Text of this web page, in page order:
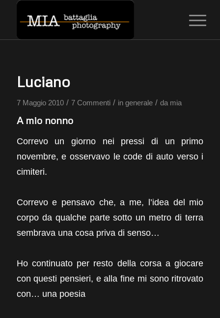
Luciano
7 Maggio 2010 / 7 Commenti / in generale / da mia
A mio nonno
Correvo un giorno nei pressi di un primo
novembre, e osservavo le code di auto verso i
cimiteri.
Correvo e pensavo che, a me, l’idea del mio
corpo da qualche parte sotto un metro di terra
sembrava una cosa priva di senso…
Ho continuato per resto della corsa a giocare
con questi pensieri, e alla fine mi sono ritrovato
con… una poesia